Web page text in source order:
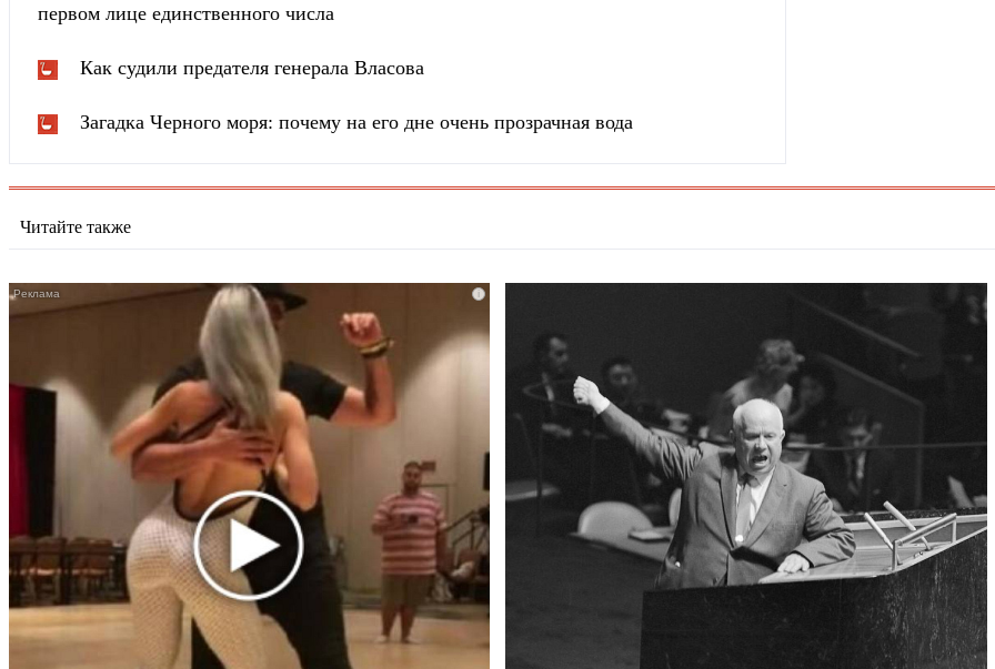
первом лице единственного числа
Как судили предателя генерала Власова
Загадка Черного моря: почему на его дне очень прозрачная вода
Читайте также
i